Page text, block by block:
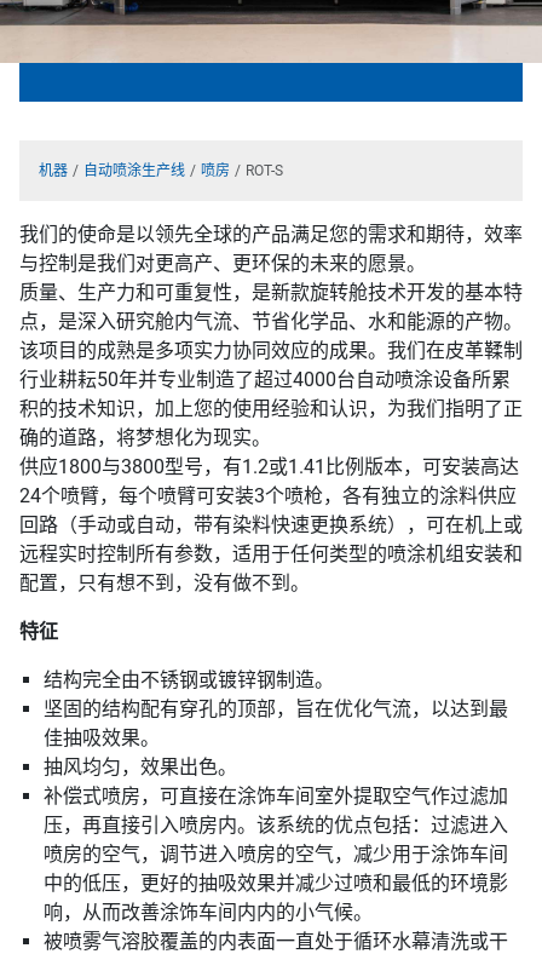
机器 自动喷涂生产线 喷房 ROT-S
我们的使命是以领先全球的产品满足您的需求和期待，效率
与控制是我们对更高产、更环保的未来的愿景。
质量、生产力和可重复性，是新款旋转舱技术开发的基本特
点，是深入研究舱内气流、节省化学品、水和能源的产物。
该项目的成熟是多项实力协同效应的成果。我们在皮革鞣制
行业耕耘50年并专业制造了超过4000台自动喷涂设备所累
积的技术知识，加上您的使用经验和认识，为我们指明了正
确的道路，将梦想化为现实。
供应1800与3800型号，有1.2或1.41比例版本，可安装高达
24个喷臂，每个喷臂可安装3个喷枪，各有独立的涂料供应
回路（手动或自动，带有染料快速更换系统），可在机上或
远程实时控制所有参数，适用于任何类型的喷涂机组安装和
配置，只有想不到，没有做不到。
特征
结构完全由不锈钢或镀锌钢制造。
坚固的结构配有穿孔的顶部，旨在优化气流，以达到最
佳抽吸效果。
抽风均匀，效果出色。
补偿式喷房，可直接在涂饰车间室外提取空气作过滤加
压，再直接引入喷房内。该系统的优点包括：过滤进入
喷房的空气，调节进入喷房的空气，减少用于涂饰车间
中的低压，更好的抽吸效果并减少过喷和最低的环境影
响，从而改善涂饰车间内内的小气候。
被喷雾气溶胶覆盖的内表面一直处于循环水幕清洗或干